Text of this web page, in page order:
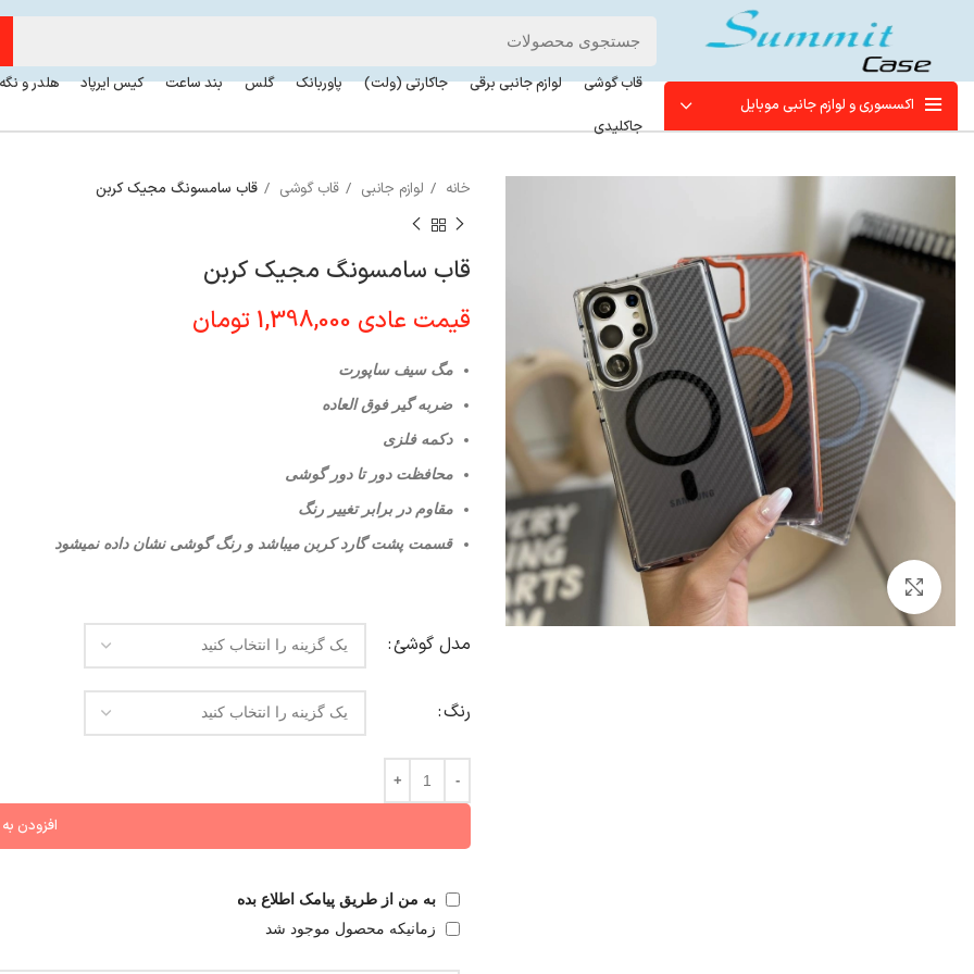
اکسسوری و لوازم جانبی موبایل
قاب گوشی لوازم جانبی برقی جاکارتی (ولت) پاوربانک گلس بند ساعت کیس ایرپاد
هلدر و
جاکلیدی
برای بزرگنمایی کلیک کنید
خانه لوازم جانبی قاب گوشی قاب سامسونگ مجیک کربن
قاب سامسونگ مجیک کربن
قیمت عادی 1,398,000 تومان
مگ سیف ساپورت
ضربه گیر فوق العاده
دکمه فلزی
محافظت دور تا دور گوشی
مقاوم در برابر تغییر رنگ
قسمت پشت گارد کربن میباشد و رنگ گوشی نشان داده نمیشود
مدل گوشئ
رنگ
افزودن
به من از طریق پیامک اطلاع بده
زمانیکه محصول موجود شد